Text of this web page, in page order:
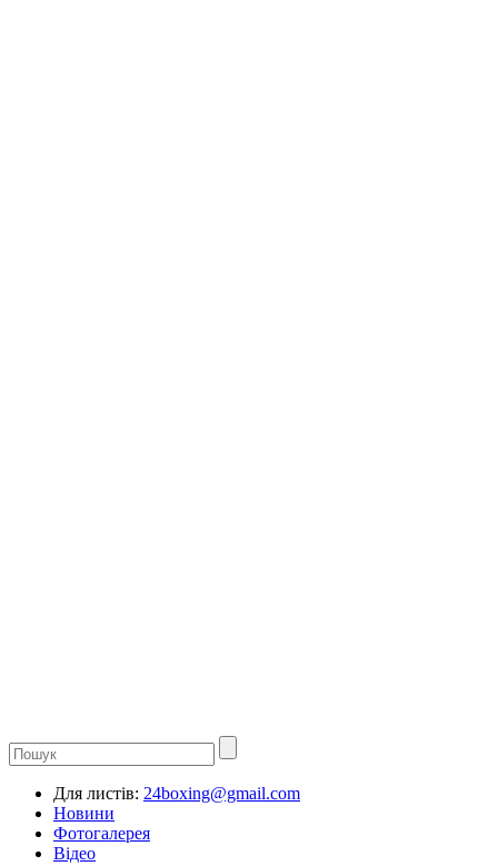
Для листів: 24boxing@gmail.com
Новини
Фотогалерея
Відео